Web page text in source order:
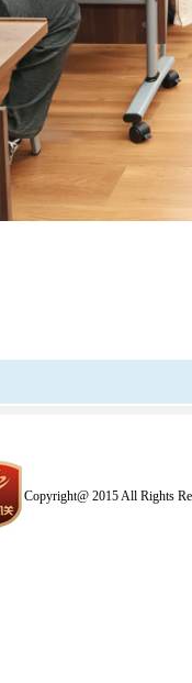
Copyright@ 2015 All Rights